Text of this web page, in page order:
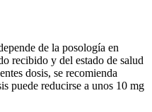
de la posología en
recibido y del estado de salud
dosis, se recomienda
puede reducirse a unos 10 mg